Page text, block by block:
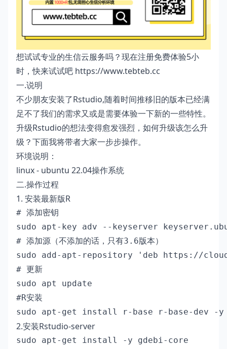
想试试专业的生信云服务吗？现在注册免费体验5小
时，快来试试吧 https://www.tebteb.cc
一.说明
不少朋友安装了Rstudio,随着时间推移旧的版本已经满
足不了我们的需求又或是需要体验一下新的一些特性。
升级Rstudio的想法变得愈发强烈，如何升级该怎么升
级？下面我将带者大家一步步操作。
环境说明：
linux - ubuntu 22.04操作系统
二.操作过程
1. 安装最新版R
# 添加密钥
sudo apt-key adv --keyserver
# 添加源（不添加的话，只有3.6版本）
sudo add-apt-repository 'deb https://
# 更新
sudo apt update
#R安装
sudo apt-get install r-base r-base-dev -y
2.安装Rstudio-server
sudo apt-get install -y gdebi-core